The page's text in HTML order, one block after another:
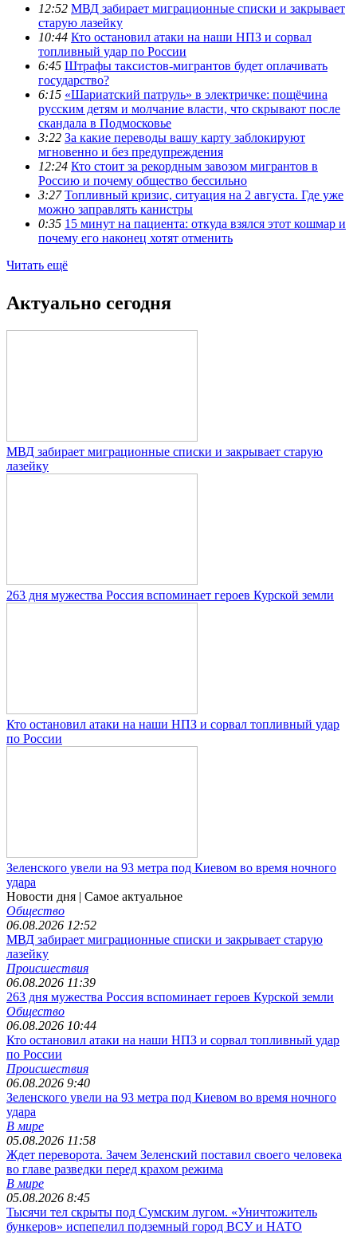
12:52 МВД забирает миграционные списки и закрывает
старую лазейку
10:44 Кто остановил атаки на наши НПЗ и сорвал
топливный удар по России
6:45 Штрафы таксистов-мигрантов будет оплачивать
государство?
6:15 «Шариатский патруль» в электричке: пощёчина
русским детям и молчание власти, что скрывают после
скандала в Подмосковье
3:22 За какие переводы вашу карту заблокируют
мгновенно и без предупреждения
12:24 Кто стоит за рекордным завозом мигрантов в
Россию и почему общество бессильно
3:27 Топливный кризис, ситуация на 2 августа. Где уже
можно заправлять канистры
0:35 15 минут на пациента: откуда взялся этот кошмар и
почему его наконец хотят отменить
Читать ещё
Актуально сегодня
МВД забирает миграционные списки и закрывает старую
лазейку
263 дня мужества Россия вспоминает героев Курской земли
Кто остановил атаки на наши НПЗ и сорвал топливный удар
по России
Зеленского увели на 93 метра под Киевом во время ночного
удара
Новости дня | Самое актуальное
Общество
06.08.2026 12:52
МВД забирает миграционные списки и закрывает старую
лазейку
Происшествия
06.08.2026 11:39
263 дня мужества Россия вспоминает героев Курской земли
Общество
06.08.2026 10:44
Кто остановил атаки на наши НПЗ и сорвал топливный удар
по России
Происшествия
06.08.2026 9:40
Зеленского увели на 93 метра под Киевом во время ночного
удара
В мире
05.08.2026 11:58
Ждет переворота. Зачем Зеленский поставил своего человека
во главе разведки перед крахом режима
В мире
05.08.2026 8:45
Тысячи тел скрыты под Сумским лугом. «Уничтожитель
бункеров» испепелил подземный город ВСУ и НАТО